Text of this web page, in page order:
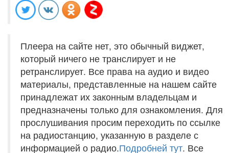
Плеера на сайте нет, это обычный виджет,
который ничего не транслирует и не
ретранслирует. Все права на аудио и видео
материалы, представленные на нашем сайте
принадлежат их законным владельцам и
предназначены только для ознакомления. Для
прослушивания просим переходить по ссылке
на радиостанцию, указанную в разделе с
информацией о радио.Подробней тут. Все